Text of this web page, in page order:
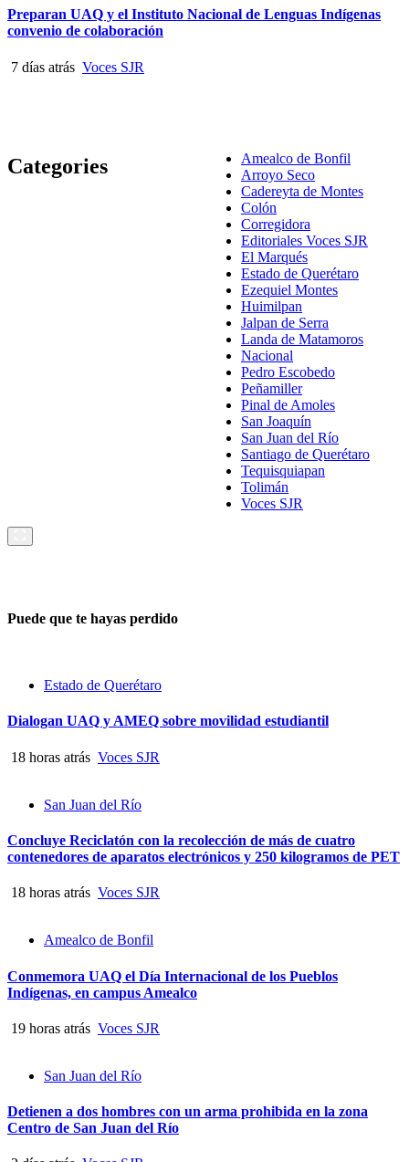
Preparan UAQ y el Instituto Nacional de Lenguas Indígenas
convenio de colaboración
7 días atrás Voces SJR
Categories
Amealco de Bonfil
Arroyo Seco
Cadereyta de Montes
Colón
Corregidora
Editoriales Voces SJR
El Marqués
Estado de Querétaro
Ezequiel Montes
Huimilpan
Jalpan de Serra
Landa de Matamoros
Nacional
Pedro Escobedo
Peñamiller
Pinal de Amoles
San Joaquín
San Juan del Río
Santiago de Querétaro
Tequisquiapan
Tolimán
Voces SJR
Puede que te hayas perdido
Estado de Querétaro
Dialogan UAQ y AMEQ sobre movilidad estudiantil
18 horas atrás Voces SJR
San Juan del Río
Concluye Reciclatón con la recolección de más de cuatro
contenedores de aparatos electrónicos y 250 kilogramos de PET
18 horas atrás Voces SJR
Amealco de Bonfil
Conmemora UAQ el Día Internacional de los Pueblos
Indígenas, en campus Amealco
19 horas atrás Voces SJR
San Juan del Río
Detienen a dos hombres con un arma prohibida en la zona
Centro de San Juan del Río